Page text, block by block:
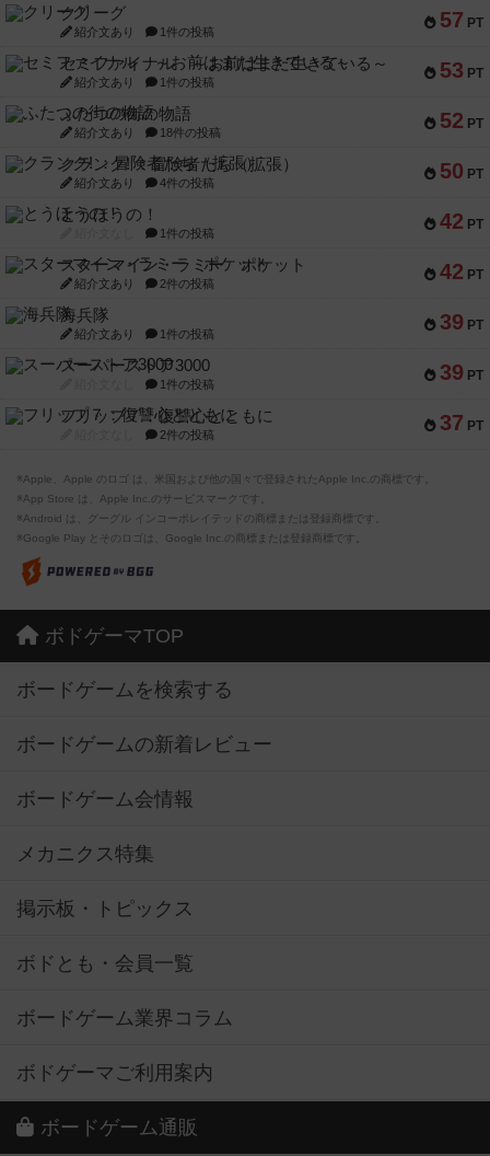
57 PT
クリーグ
紹介文あり 1件の投稿
53 PT
セミファイナル ～お前はまだ生きている～
紹介文あり 1件の投稿
52 PT
ふたつの街の物語
紹介文あり 18件の投稿
50 PT
クランク! ：冒険者たち（拡張）
紹介文あり 4件の投稿
42 PT
とうほうの！
1件の投稿
42 PT
スターマイン・ラミー ポケット
紹介文あり 2件の投稿
39 PT
海兵隊
紹介文あり 1件の投稿
39 PT
スーパーストア3000
1件の投稿
37 PT
フリップ７：復讐心とともに
2件の投稿
※Apple、Apple のロゴ は、米国および他の国々で登録されたApple Inc.の商標です。
※App Store は、Apple Inc.のサービスマークです。
※Android は、グーグル インコーポレイテッドの商標または登録商標です。
※Google Play とそのロゴは、Google Inc.の商標または登録商標です。
ボドゲーマTOP
ボードゲームを検索する
ボードゲームの新着レビュー
ボードゲーム会情報
メカニクス特集
掲示板・トピックス
ボドとも・会員一覧
ボードゲーム業界コラム
ボドゲーマご利用案内
ボードゲーム通販